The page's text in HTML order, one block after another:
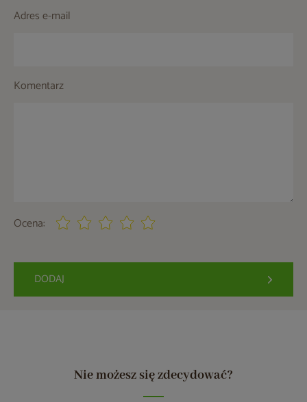
Adres e-mail
Komentarz
Ocena:
DODAJ
Nie możesz się zdecydować?